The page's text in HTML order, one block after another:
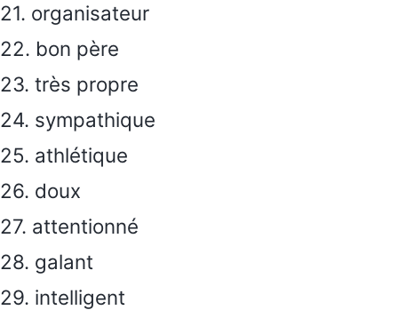
21. organisateur
22. bon père
23. très propre
24. sympathique
25. athlétique
26. doux
27. attentionné
28. galant
29. intelligent